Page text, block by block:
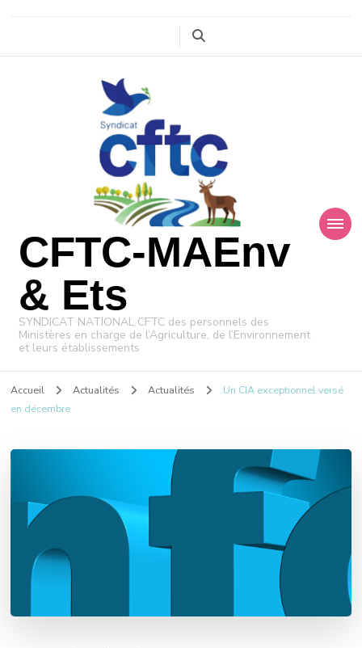
CFTC-MAEnv
& Ets
SYNDICAT NATIONAL CFTC des personnels des
Ministères en charge de l’Agriculture, de l’Environnement
et leurs établissements
Accueil Actualités Actualités
Un CIA exceptionnel versé
en décembre